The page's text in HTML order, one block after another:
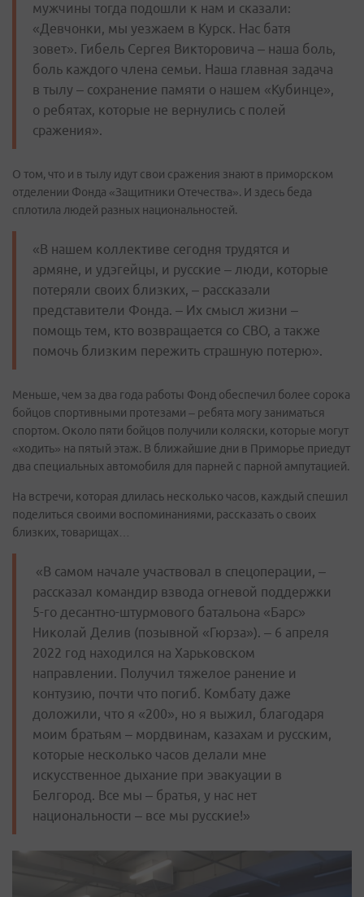
мужчины тогда подошли к нам и сказали:
«Девчонки, мы уезжаем в Курск. Нас батя
зовет». Гибель Сергея Викторовича – наша боль,
боль каждого члена семьи. Наша главная задача
в тылу – сохранение памяти о нашем «Кубинце»,
о ребятах, которые не вернулись с полей
сражения».
О том, что и в тылу идут свои сражения знают в приморском
отделении Фонда «Защитники Отечества». И здесь беда
сплотила людей разных национальностей.
«В нашем коллективе сегодня трудятся и
армяне, и удэгейцы, и русские – люди, которые
потеряли своих близких, – рассказали
представители Фонда. – Их смысл жизни –
помощь тем, кто возвращается со СВО, а также
помочь близким пережить страшную потерю».
Меньше, чем за два года работы Фонд обеспечил более сорока
бойцов спортивными протезами – ребята могу заниматься
спортом. Около пяти бойцов получили коляски, которые могут
«ходить» на пятый этаж. В ближайшие дни в Приморье приедут
два специальных автомобиля для парней с парной ампутацией.
На встречи, которая длилась несколько часов, каждый спешил
поделиться своими воспоминаниями, рассказать о своих
близких, товарищах…
«В самом начале участвовал в спецоперации, –
рассказал командир взвода огневой поддержки
5-го десантно-штурмового батальона «Барс»
Николай Делив (позывной «Гюрза»). – 6 апреля
2022 год находился на Харьковском
направлении. Получил тяжелое ранение и
контузию, почти что погиб. Комбату даже
доложили, что я «200», но я выжил, благодаря
моим братьям – мордвинам, казахам и русским,
которые несколько часов делали мне
искусственное дыхание при эвакуации в
Белгород. Все мы – братья, у нас нет
национальности – все мы русские!»